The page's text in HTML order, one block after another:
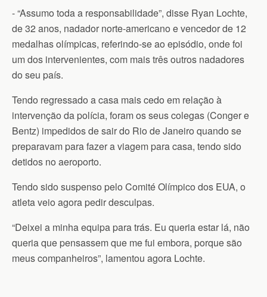
- “Assumo toda a responsabilidade”, disse Ryan Lochte,
de 32 anos, nadador norte-americano e vencedor de 12
medalhas olímpicas, referindo-se ao episódio, onde foi
um dos intervenientes, com mais três outros nadadores
do seu país.
Tendo regressado a casa mais cedo em relação à
intervenção da polícia, foram os seus colegas (Conger e
Bentz) impedidos de sair do Rio de Janeiro quando se
preparavam para fazer a viagem para casa, tendo sido
detidos no aeroporto.
Tendo sido suspenso pelo Comité Olímpico dos EUA, o
atleta veio agora pedir desculpas.
“Deixei a minha equipa para trás. Eu queria estar lá, não
queria que pensassem que me fui embora, porque são
meus companheiros”, lamentou agora Lochte.